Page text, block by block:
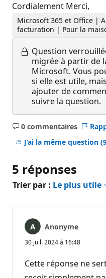
Cordialement Merci,
Microsoft 365 et Office |
facturation | Pour la
Question
migrée à partir de
Microsoft. Vous
si elle est utile,
ajouter de
suivre la question.
0 commentaires
Aucun
commentaire
J’ai la même question
5 réponses
Trier par : Le plus utile
Anonyme
30 juil. 2024 à 16:48
Cette réponse ne